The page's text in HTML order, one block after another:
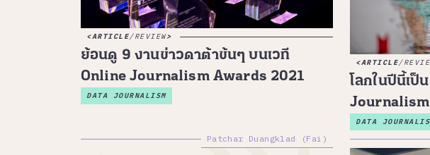
ARTICLE/REVIEW
ย้อนดู 9 งานข่าวดาต้าข้นๆ บนเวที
Online Journalism Awards 2021
DATA JOURNALISM
Patchar Duangklad (Fai)
ARTICLE/
โลกในปีนี้เป็
DATA